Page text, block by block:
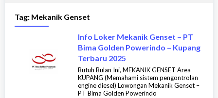
Tag: Mekanik Genset
Info Loker Mekanik Genset – PT
Bima Golden Powerindo – Kupang
Terbaru 2025
Butuh Bulan Ini, MEKANIK GENSET Area
KUPANG (Memahami sistem pengontrolan
engine diesel) Lowongan Mekanik Genset –
PT Bima Golden Powerindo